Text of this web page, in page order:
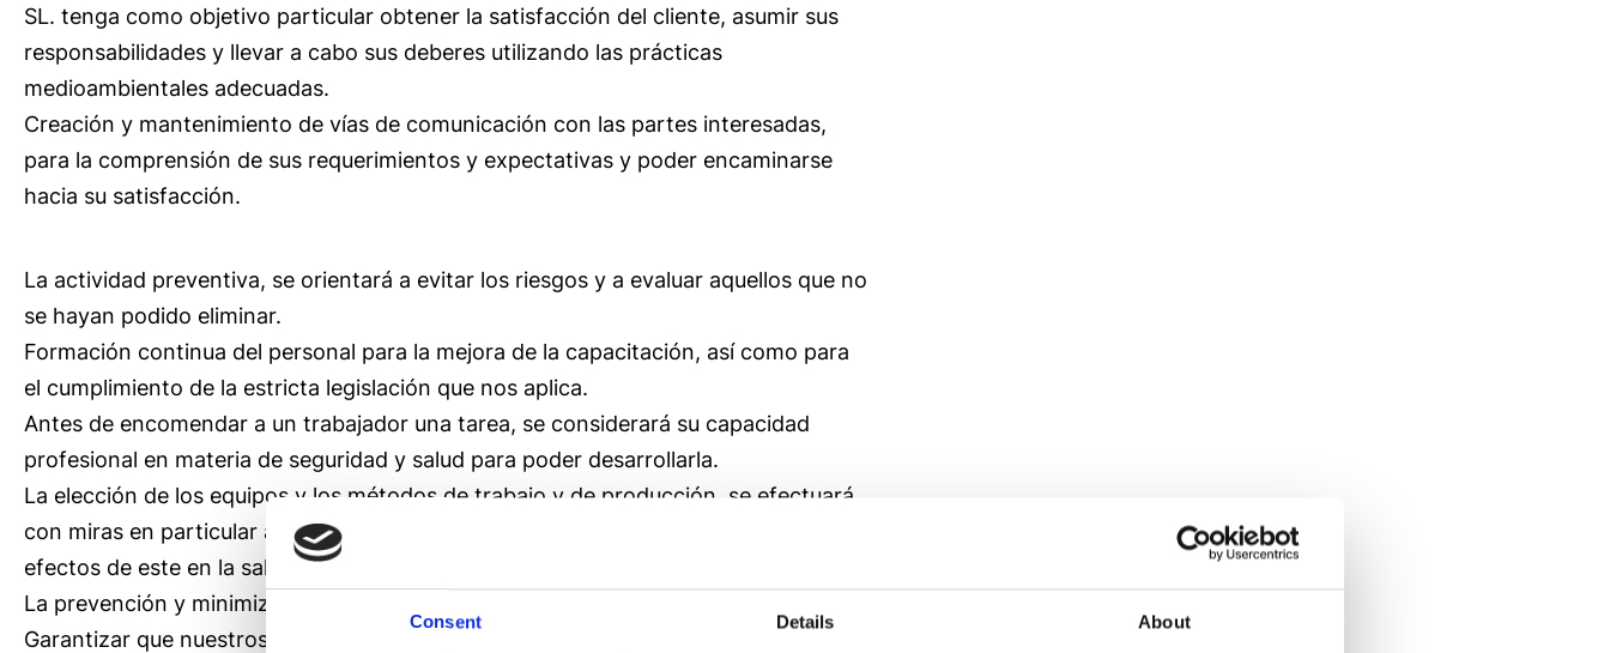
Consent Details About
SL. tenga como objetivo particular obtener la satisfacción del cliente, asumir sus
responsabilidades y llevar a cabo sus deberes utilizando las prácticas
medioambientales adecuadas.
Creación y mantenimiento de vías de comunicación con las partes interesadas,
para la comprensión de sus requerimientos y expectativas y poder encaminarse
hacia su satisfacción.
La actividad preventiva, se orientará a evitar los riesgos y a evaluar aquellos que no
se hayan podido eliminar.
Formación continua del personal para la mejora de la capacitación, así como para
el cumplimiento de la estricta legislación que nos aplica.
Antes de encomendar a un trabajador una tarea, se considerará su capacidad
profesional en materia de seguridad y salud para poder desarrollarla.
La elección de los equipos y los métodos de trabajo y de producción, se efectuará
con miras en particular a atenuar el trabajo, monótono y repetitivo y a reducir los
efectos de este en la salud de los trabajadores.
La prevención y minimización en la generación de residuos.
Garantizar que nuestros servicios se presten protegiendo el medioambiente y,